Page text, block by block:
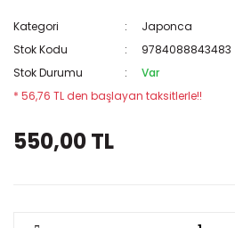
Kategori
Japonca
Stok Kodu
9784088843483
Stok Durumu
Var
* 56,76 TL den başlayan taksitlerle!!
550,00 TL